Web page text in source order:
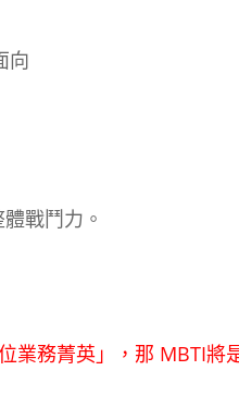
向
戰鬥力。
業務菁英」，那 MBTI將